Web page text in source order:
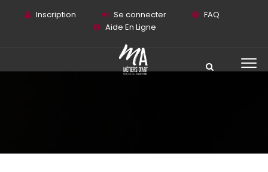
Inscription Se connecter
FAQ
Aide En Ligne